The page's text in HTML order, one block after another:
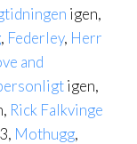
igen,
, Federley, Herr
and
igen,
Rick Falkvinge
Mothugg,